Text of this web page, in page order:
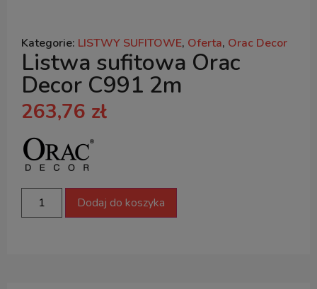
Kategorie: LISTWY SUFITOWE, Oferta, Orac Decor
Listwa sufitowa Orac
Decor C991 2m
263,76 zł
Dodaj do koszyka